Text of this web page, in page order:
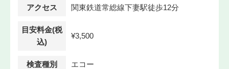
アクセス 関東鉄道常総線下妻駅徒歩12分
目安料金(税
込)
¥3,500
検査種別 エコー